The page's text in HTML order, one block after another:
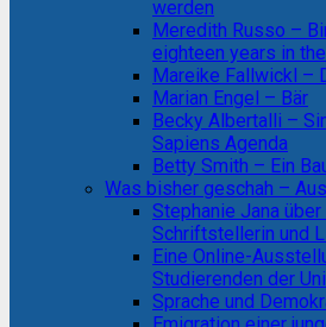
werden
Meredith Russo –
eighteen years in
Mareike Fallwickl –
Marian Engel – Bär
Becky Albertalli –
Sapiens Agenda
Betty Smith – Ein
Was bisher geschah –
Stephanie Jana
Schriftstellerin und
Eine Online-
Studierenden der
Sprache und